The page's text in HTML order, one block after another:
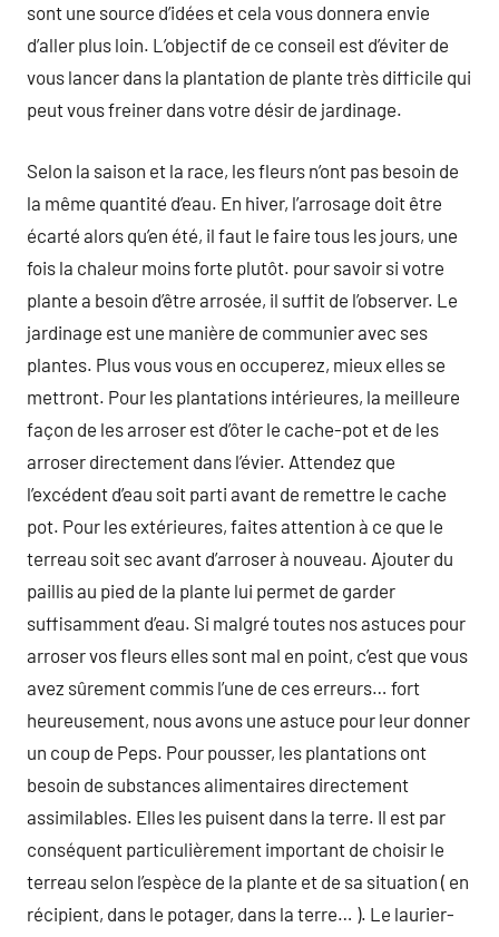
sont une source d’idées et cela vous donnera envie
d’aller plus loin. L’objectif de ce conseil est d’éviter de
vous lancer dans la plantation de plante très difficile qui
peut vous freiner dans votre désir de jardinage.
Selon la saison et la race, les fleurs n’ont pas besoin de
la même quantité d’eau. En hiver, l’arrosage doit être
écarté alors qu’en été, il faut le faire tous les jours, une
fois la chaleur moins forte plutôt. pour savoir si votre
plante a besoin d’être arrosée, il suffit de l’observer. Le
jardinage est une manière de communier avec ses
plantes. Plus vous vous en occuperez, mieux elles se
mettront. Pour les plantations intérieures, la meilleure
façon de les arroser est d’ôter le cache-pot et de les
arroser directement dans l’évier. Attendez que
l’excédent d’eau soit parti avant de remettre le cache
pot. Pour les extérieures, faites attention à ce que le
terreau soit sec avant d’arroser à nouveau. Ajouter du
paillis au pied de la plante lui permet de garder
suffisamment d’eau. Si malgré toutes nos astuces pour
arroser vos fleurs elles sont mal en point, c’est que vous
avez sûrement commis l’une de ces erreurs… fort
heureusement, nous avons une astuce pour leur donner
un coup de Peps. Pour pousser, les plantations ont
besoin de substances alimentaires directement
assimilables. Elles les puisent dans la terre. Il est par
conséquent particulièrement important de choisir le
terreau selon l’espèce de la plante et de sa situation ( en
récipient, dans le potager, dans la terre… ). Le laurier-